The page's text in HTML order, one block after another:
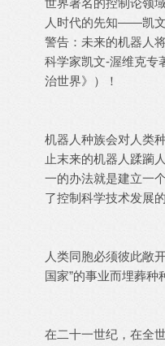
世界著名的控制论领
人时代的先知——凯
警告：未来的机器人
科学家凯文-渥维克专
治世界》）！
机器人种族会对人类
止末来的机器人蹂躏
一的办法就是建立一
了控制科学技术发展
人类同胞必须彼此敞
国家”的事业而埋葬种
在二十一世纪，在全